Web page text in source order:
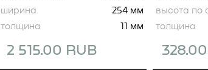
2 515.00 RUB
ширина
254 мм
толщина
11 мм
высота по
толщина